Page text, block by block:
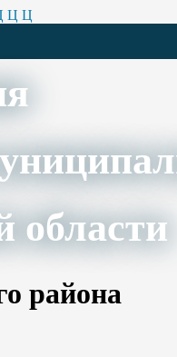
Ц Ц
области
района